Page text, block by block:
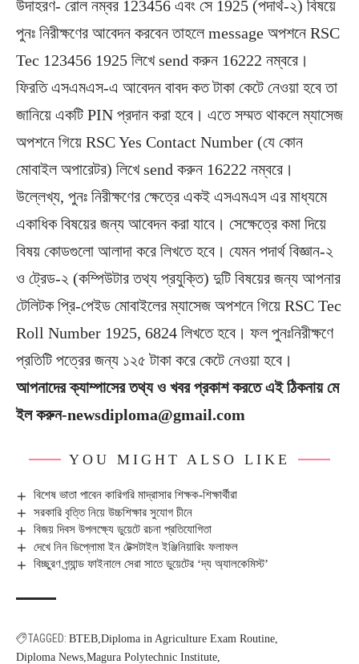
উদাহরণ- রোল নম্বর 123456 এবং সে 1925 (পদার্থ-২) বিষয়ে
পুনঃ নিরীক্ষণের আবেদন করবেন তাহলে message অপশনে RSC
Tec 123456 1925 লিখে send করুন 16222 নম্বরে।
ফিরতি এসএমএস-এ আবেদন বাবদ কত টাকা কেটে নেওয়া হবে তা
জানিয়ে একটি PIN প্রদান করা হবে। এতে সম্মত থাকলে ম্যাসেজ
অপশনে গিয়ে RSC Yes Contact Number (যে কোন
মোবাইল অপারেটর) লিখে send করুন 16222 নম্বরে।
উল্লেখ্য, পুনঃ নিরীক্ষণের ক্ষেত্রে একই এসএমএস এর মাধ্যমে
একাধিক বিষয়ের জন্য আবেদন করা যাবে। সেক্ষেত্রে কমা দিয়ে
বিষয় কোডগুলো আলাদা করে লিখতে হবে। যেমন পদার্থ বিজ্ঞান-২
ও ট্রেড-২ (কম্পিউটার তথ্য প্রযুক্তি) দুটি বিষয়ের জন্য আপনার
টেলিটক প্রি-পেইড মোবাইলের ম্যাসেজ অপশনে গিয়ে RSC Tec
Roll Number 1925, 6824 লিখতে হবে। ফল পুনঃনিরীক্ষণে
প্রতিটি পত্রের জন্য ১২৫ টাকা করে কেটে নেওয়া হবে।
আপনাদের ক্যাম্পাসের তথ্য ও খবর প্রকাশ করতে এই ঠিকনায় মে
ইল করুন-newsdiploma@gmail.com
YOU MIGHT ALSO LIKE
বিশেষ ভাতা পাবেন কারিগরি মাদ্রাসার শিক্ষক-শিক্ষার্থীরা
সরকারি বৃত্তি নিয়ে উচ্চশিক্ষার সুযোগ চীনে
বিজয় দিবস উপলক্ষ্যে ডুয়েটে রচনা প্রতিযোগিতা
দেখে নিন ডিপ্লোমা ইন টেক্সটাইল ইঞ্জিনিয়ারিং ফলাফল
বিচ্ছুরণ গ্র্যান্ড ফাইনালে সেরা সাতে ডুয়েটের ‘দ্য অ্যালকেমিস্ট’
TAGGED: BTEB Diploma in Agriculture Exam Routine
Diploma News Magura Polytechnic Institute